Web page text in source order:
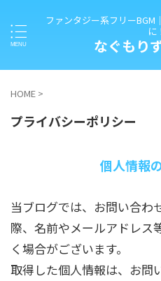
ファンタジー系フリーBGM
に
なぐもり
HOME >
プライバシーポリシー
個人情報
当ブログでは、お問い合わ
際、名前やメールアドレス
く場合がございます。
取得した個人情報は、お問